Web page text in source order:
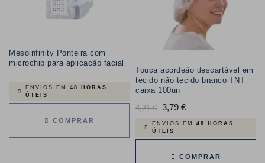
Mesoinfinity Ponteira com
microchip para aplicação facial
ENVIOS EM 48 HORAS
ÚTEIS
COMPRAR
Touca acordeão descartável em
tecido não tecido branco TNT
caixa 100un
Preço
normal
4,21 € 3,79 €Preço
ENVIOS EM 48 HORAS
ÚTEIS
COMPRAR